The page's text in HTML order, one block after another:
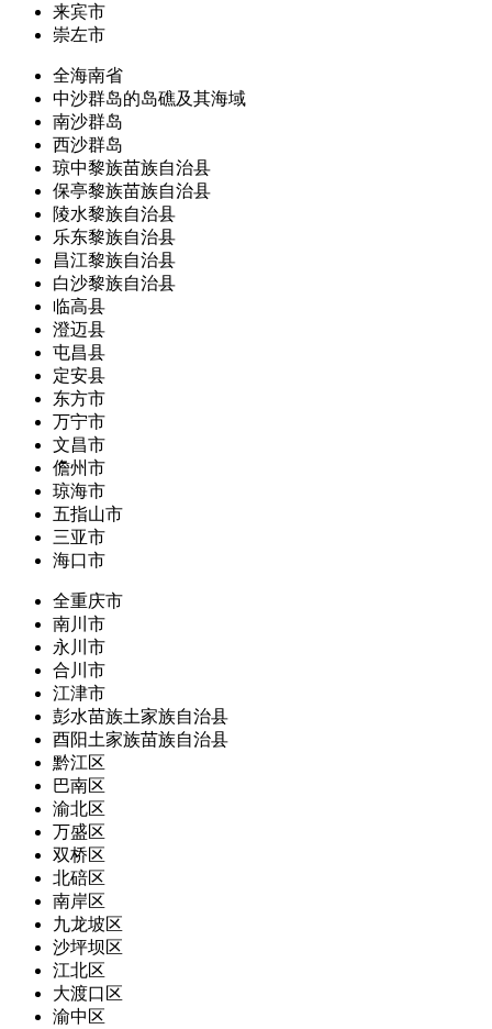
来宾市
崇左市
全海南省
中沙群岛的岛礁及其海域
南沙群岛
西沙群岛
琼中黎族苗族自治县
保亭黎族苗族自治县
陵水黎族自治县
乐东黎族自治县
昌江黎族自治县
白沙黎族自治县
临高县
澄迈县
屯昌县
定安县
东方市
万宁市
文昌市
儋州市
琼海市
五指山市
三亚市
海口市
全重庆市
南川市
永川市
合川市
江津市
彭水苗族土家族自治县
酉阳土家族苗族自治县
黔江区
巴南区
渝北区
万盛区
双桥区
北碚区
南岸区
九龙坡区
沙坪坝区
江北区
大渡口区
渝中区